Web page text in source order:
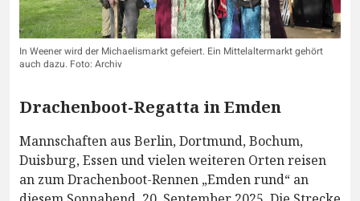
In Weener wird der Michaelismarkt gefeiert. Ein Mittelaltermarkt gehört
auch dazu. Foto: Archiv
Drachenboot-Regatta in Emden
Mannschaften aus Berlin, Dortmund, Bochum,
Duisburg, Essen und vielen weiteren Orten reisen
an zum Drachenboot-Rennen „Emden rund“ an